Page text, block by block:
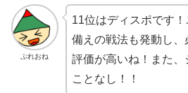
ぷれおね
11位はディスポです
備えの戦法も発動し
評価が高いね！また、
ことなし！！